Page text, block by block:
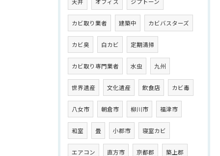
カビ取り業者 建築中 カビバスターズ
カビ臭 白カビ 定期清掃
カビ取り専門業者 水虫 九州
世界遺産 文化遺産 飲食店 カビ毒
八女市 朝倉市 柳川市 福津市
和室 畳 小郡市 寝室カビ
エアコン 直方市 京都郡 築上郡